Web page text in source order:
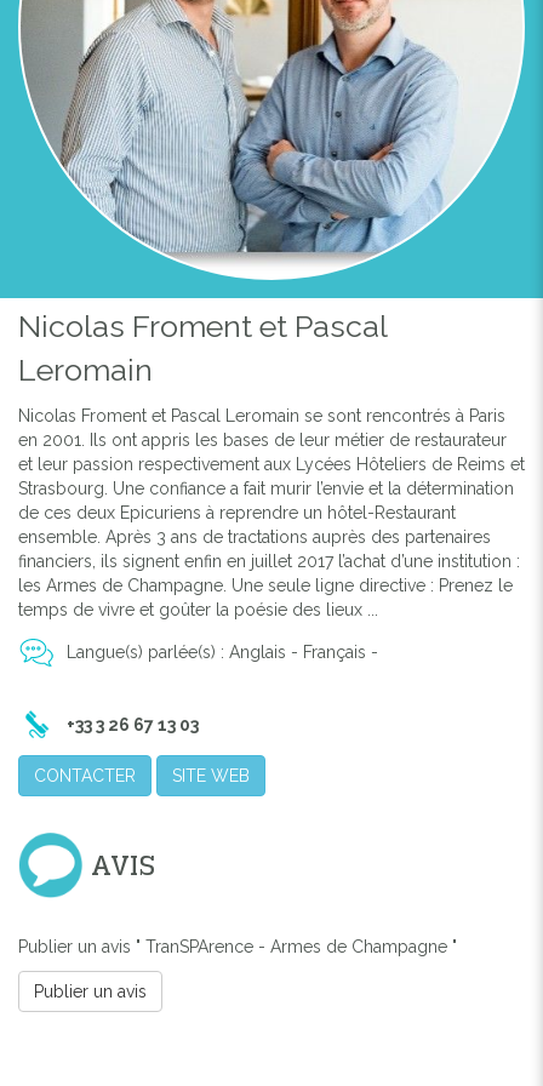
Previous
Nicolas Froment et Pascal
Leromain
Nicolas Froment et Pascal Leromain se sont rencontrés à Paris
en 2001. Ils ont appris les bases de leur métier de restaurateur
et leur passion respectivement aux Lycées Hôteliers de Reims et
Strasbourg. Une confiance a fait murir l’envie et la détermination
de ces deux Epicuriens à reprendre un hôtel-Restaurant
ensemble. Après 3 ans de tractations auprès des partenaires
financiers, ils signent enfin en juillet 2017 l’achat d’une institution :
les Armes de Champagne. Une seule ligne directive : Prenez le
temps de vivre et goûter la poésie des lieux ...
Langue(s) parlée(s) : Anglais - Français -
+33 3 26 67 13 03
CONTACTER SITE WEB
AVIS
Publier un avis " TranSPArence - Armes de Champagne "
Publier un avis